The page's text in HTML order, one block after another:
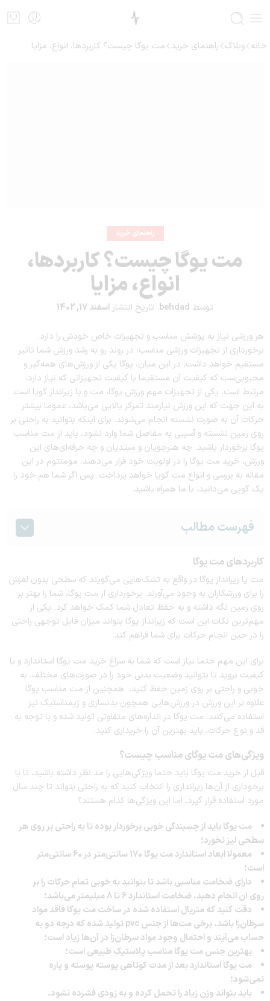
خانه وبلاگ راهنمای خرید مت یوگا چیست؟ کاربردها، انواع، مزایا
راهنمای خرید
مت یوگا چیست؟ کاربردها،
انواع، مزایا
توسط behdad
. تاریخ انتشار اسفند 17, 1402
هر ورزشی نیاز به پوشش مناسب و تجهیزات خاص خودش را دارد.
برخورداری از تجهیزات ورزشی مناسب، در روند رو به رشد ورزش شما تاثیر
مستقیم خواهد داشت. در این میان، یوگا یکی از ورزش‌های همه‌گیر و
محبوبی‌ست که کیفیت آن مستقیما با کیفیت تجهیزاتی که نیاز دارد،
مرتبط است. یکی از تجهیزات مهم ورزش یوگا، مت و یا زیرانداز گویا است.
به این جهت که این ورزش نیازمند تمرکز بالایی می‌باشد، عموما بیشتر
حرکات آن به صورت نشسته انجام می‌شوند. برای اینکه بتوانید به راحتی بر
روی زمین نشسته و آسیبی به مفاصل شما وارد نشود، باید از مت مناسب
یوگا برخوردار باشید. چه هنرجویان و مبتدیان و چه حرفه‌ای‌های این
ورزش، خرید مت یوگا را در اولویت خود قرار می‌دهند. مومنتوم در این
مقاله به بررسی و انواع مت گویا خواهد پرداخت. پس اگر شما هم خود را
یک گویی می‌دانید، با ما همراه باشید.
فهرست مطالب
کاربردهای مت یوگا
مت یا زیرانداز یوگا در واقع به تشک‌هایی می‌گویند که سطحی بدون لغزش
را برای ورزشکاران به وجود می‌آورند. برخورداری از مت یوگا، شما را بهتر بر
روی زمین نگه داشته و به حفظ تعادل شما کمک خواهد کرد. یکی از
مهم‌ترین نکات این است که زیرانداز یوگا بتواند میزان قابل توجهی راحتی
را در حین انجام حرکات برای شما فراهم کند.
برای این مهم حتما نیاز است که شما به سراغ خرید مت یوگا استاندارد و با
کیفیت بروید تا بتوانید وضعیت بدنی خود را در صورت‌های مختلف، به
خوبی و راحتی بر روی زمین حفظ کنید. همچنین از مت مناسب یوگا
علاوه بر این ورزش در ورزش‌هایی همچون بدنسازی و ژیمناستیک نیز
استفاده می‌کنند. مت یوگا در اندازه‌های متفاوتی تولید شده و با توجه به
قد و نوع حرکات، باید بهترین آن را خریداری کنید.
ویژگی‌های مت یوگای مناسب چیست؟
قبل از خرید مت یوگا باید حتما ویژگی‌هایی را مد نظر داشته باشید، تا با
برخوداری از آن‌ها زیراندازی را انتخاب کنید که به راحتی بتواند تا چند سال
مورد استفاده قرار گیرد. اما این ویژگی‌ها کدام هستند؟
مت یوگا باید از چسبندگی خوبی برخوردار بوده تا به راحتی بر روی هر
سطحی لیز نخورد؛
معمولا ابعاد استاندارد مت یوگا 170 سانتی‌متر در 60 سانتی‌متر
است؛
دارای ضخامت مناسبی باشد تا بتوانید به خوبی تمام حرکات را بر
روی آن انجام دهید. ضخامت استاندارد 6 تا 8 میلیمتر می‌باشد؛
دقت کنید که متریال استفاده شده در ساخت مت یوگا فاقد مواد
سرطان‌زا باشد. برخی مت‌ها از جنس pvc تولید شده که درجه دو به
حساب می‌آیند و احتمال وجود مواد سرطان‌زا در آن‌ها زیاد است؛
بهترین جنس مت یوگا مناسب پلاستیک طبیعی است؛
مت یوگا استاندارد بعد از مدت کوتاهی پوسته پوسته و پاره
نمی‌شود؛
باید بتواند وزن زیاد را تحمل کرده و به زودی فشرده نشود.